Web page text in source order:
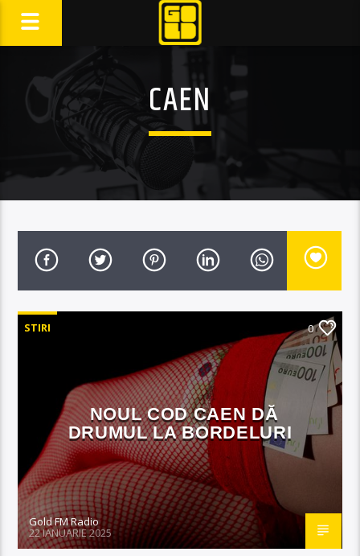
CAEN
STIRI 0
NOUL COD CAEN DĂ
DRUMUL LA BORDELURI
Gold FM Radio
22 IANUARIE 2025